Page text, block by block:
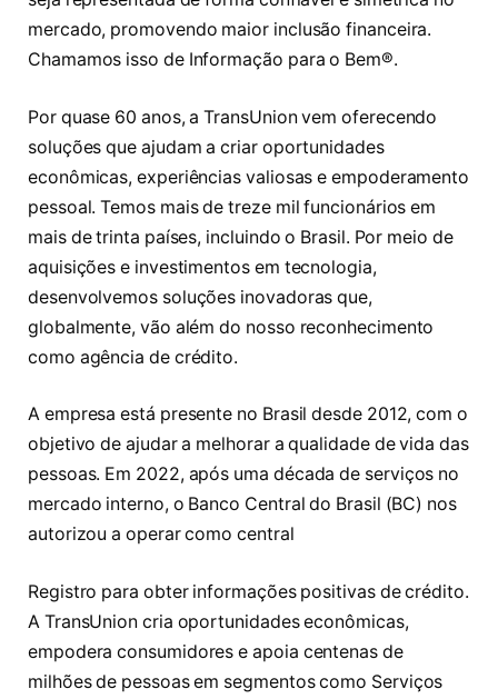
mercado, promovendo maior inclusão financeira.
Chamamos isso de Informação para o Bem®.
Por quase 60 anos, a TransUnion vem oferecendo
soluções que ajudam a criar oportunidades
econômicas, experiências valiosas e empoderamento
pessoal. Temos mais de treze mil funcionários em
mais de trinta países, incluindo o Brasil. Por meio de
aquisições e investimentos em tecnologia,
desenvolvemos soluções inovadoras que,
globalmente, vão além do nosso reconhecimento
como agência de crédito.
A empresa está presente no Brasil desde 2012, com o
objetivo de ajudar a melhorar a qualidade de vida das
pessoas. Em 2022, após uma década de serviços no
mercado interno, o Banco Central do Brasil (BC) nos
autorizou a operar como central
Registro para obter informações positivas de crédito.
A TransUnion cria oportunidades econômicas,
empodera consumidores e apoia centenas de
milhões de pessoas em segmentos como Serviços